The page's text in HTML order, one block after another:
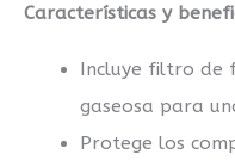
Características y
Incluye filtro de
gaseosa para
Protege los